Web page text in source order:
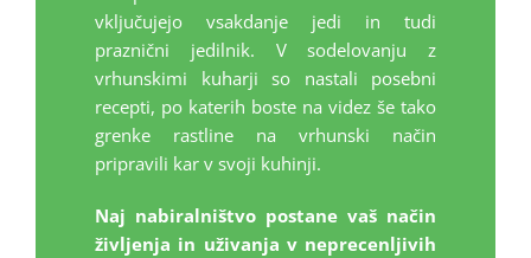
vključujejo vsakdanje jedi in tudi
praznični jedilnik. V sodelovanju z
vrhunskimi kuharji so nastali posebni
recepti, po katerih boste na videz še tako
grenke rastline na vrhunski način
pripravili kar v svoji kuhinji.
Naj nabiralništvo postane vaš način
življenja in uživanja v neprecenljivih